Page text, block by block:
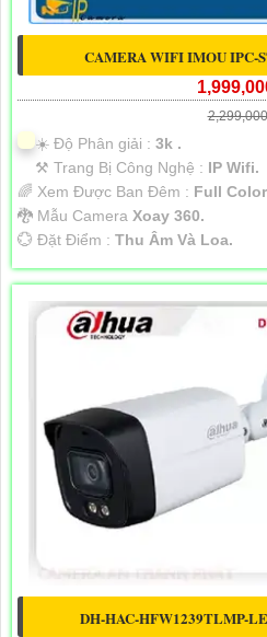
CAMERA WIFI IMOU IPC-
☀️ Độ Phân giải : 3k .
⚒ Trang Bị Công Nghệ : IP Wifi.
🌈 Xem Được Ban Đêm : Full
🐉️ Mẫu Camera Xoay 360.
️💮 Đặt Điểm : Thu Âm Và Loa.
DH-HAC-HFW1239TLMP-